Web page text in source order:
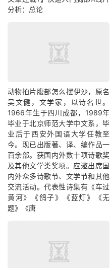
分析：总论
动物拍片腹部怎么摆​伊沙，原名
吴文健，文学家，以诗名世。
1966年生于四川成都，1989年
毕业于北京师范大学中文系，毕
业后于西安外国语大学任教至
今。现已出版著、译、编作品一
百余部。获国内外数十项诗歌奖
及其他文学类奖项。应邀出席国
内外众多诗歌节、文学节和其他
交流活动。代表性诗集有《车过
黄河》《鸽子》《蓝灯》《无
题》《唐